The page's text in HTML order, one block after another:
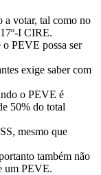
a votar, tal como no
I CIRE.
o PEVE possa ser
exige saber com
o PEVE é
50% do total
mesmo que
também não
um PEVE.